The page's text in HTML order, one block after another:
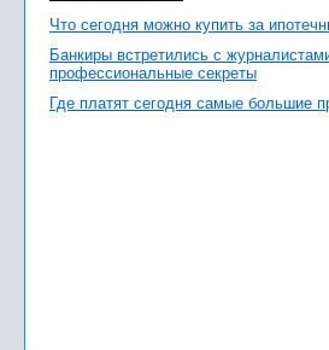
Что сегодня можно купить за
Банкиры встретились с
профессиональные секреты
Где платят сегодня самые большие